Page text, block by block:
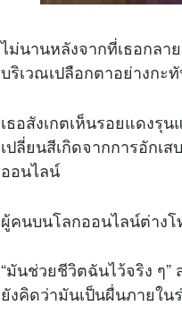
ไม่นานหลังจากที่เธอกลา
บริเวณเปลือกตาอย่างกะ
เธอสังเกตเห็นรอยแดงรุ
เปลี่ยนสีเกิดจากการอักเ
ออนไลน์
ผู้คนบนโลกออนไลน์ต่าง
“มันช่วยชีวิตฉันไว้จริง ๆ
ยังคิดว่ามันเป็นผื่นภายใน